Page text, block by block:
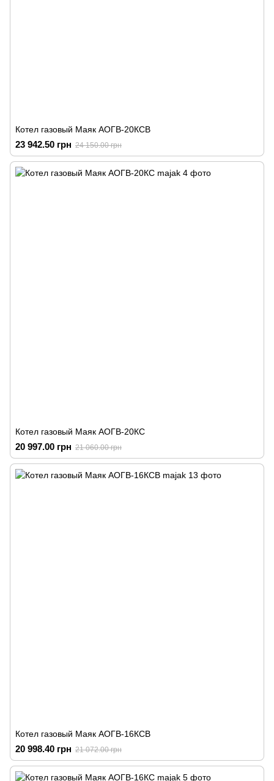
Котел газовый Маяк АОГВ-20КСВ
23 942.50 грн 24 150.00 грн
Котел газовый Маяк АОГВ-20КС
20 997.00 грн 21 060.00 грн
Котел газовый Маяк АОГВ-16КСВ
20 998.40 грн 21 072.00 грн